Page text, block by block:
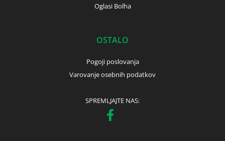
Oglasi Bolha
OSTALO
Pogoji poslovanja
Varovanje osebnih podatkov
SPREMLJAJTE NAS: